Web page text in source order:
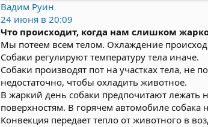
Вадим Руин
24 июня в 20:09
Что происходит, когда нам слишком
Мы потеем всем телом. Охлаждение
Собаки регулируют температуру тела иначе.
Собаки производят пот на участках тела,
недостаточно, чтобы охладить животное.
В жаркий день собаки предпочитают лежать
поверхностям. В горячем автомобиле собака
Конвекция передает тепло от животного в